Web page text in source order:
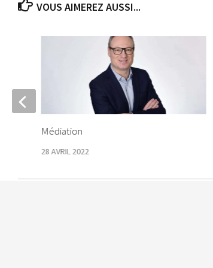
VOUS AIMEREZ AUSSI...
Médiation
28 AVRIL 2022